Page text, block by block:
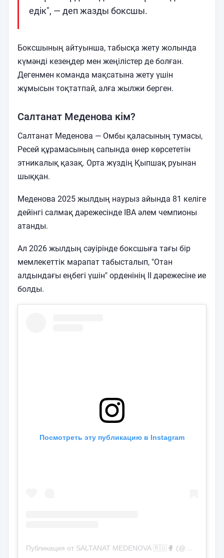
едік", — деп жазды боксшы.
Боксшының айтуынша, табысқа жету жолында
күмәнді кезеңдер мен жеңілістер де болған.
Дегенмен команда мақсатына жету үшін
жұмысын тоқтатпай, алға жылжи берген.
Салтанат Меденова кім?
Салтанат Меденова — Омбы қаласының тумасы,
Ресей құрамасының сапында өнер көрсететін
этникалық қазақ. Орта жүздің Қыпшақ руынан
шыққан.
Меденова 2025 жылдың наурыз айында 81 келіге
дейінгі салмақ дәрежесінде IBA әлем чемпионы
атанды.
Ал 2026 жылдың сәуірінде боксшыға тағы бір
мемлекеттік марапат табысталып, "Отан
алдындағы еңбегі үшін" орденінің II дәрежесіне ие
болды.
Посмотреть эту публикацию в Instagram